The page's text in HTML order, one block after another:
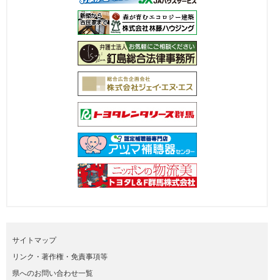
サイトマップ
リンク・著作権・免責事項等
県へのお問い合わせ一覧